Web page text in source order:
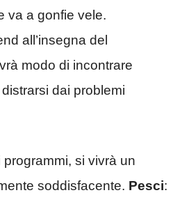
va a gonfie vele.
all’insegna del
modo di incontrare
dai problemi
si vivrà un
soddisfacente. Pesci: